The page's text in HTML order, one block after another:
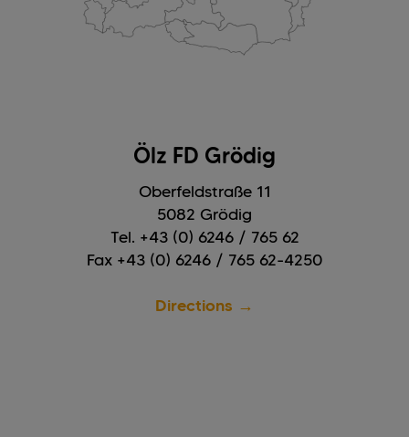
Ölz FD Grödig
Oberfeldstraße 11
5082 Grödig
Tel. +43 (0) 6246 / 765 62
Fax +43 (0) 6246 / 765 62-4250
Directions →